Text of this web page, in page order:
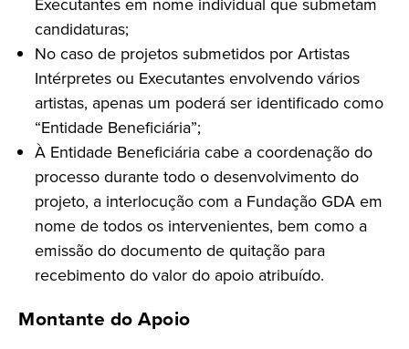
candidaturas;
No caso de projetos submetidos por Artistas
Intérpretes ou Executantes envolvendo vários
artistas, apenas um poderá ser identificado como
“Entidade Beneficiária”;
À Entidade Beneficiária cabe a coordenação do
processo durante todo o desenvolvimento do
projeto, a interlocução com a Fundação GDA em
nome de todos os intervenientes, bem como a
emissão do documento de quitação para
recebimento do valor do apoio atribuído.
Montante do Apoio